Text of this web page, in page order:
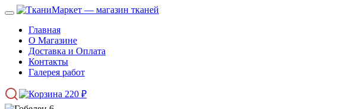
Главная
О Магазине
Доставка и Оплата
Контакты
Галерея работ
220 ₽